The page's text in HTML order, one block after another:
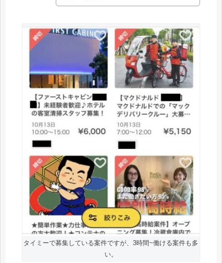
タイミーで募集している案件ですが、3時間~働ける案件も多
い。